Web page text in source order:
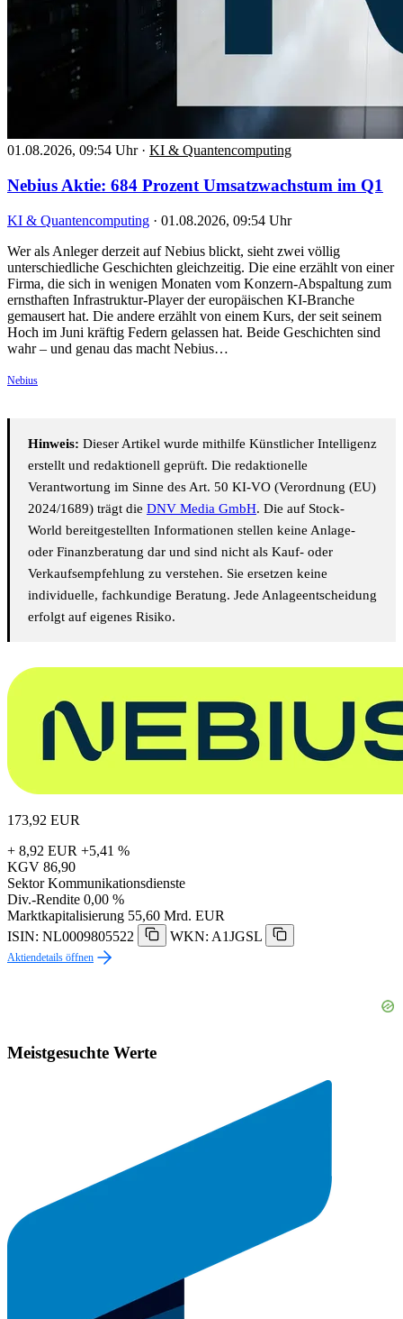
01.08.2026, 09:54 Uhr · KI & Quantencomputing
Nebius Aktie: 684 Prozent Umsatzwachstum im Q1
KI & Quantencomputing · 01.08.2026, 09:54 Uhr
Wer als Anleger derzeit auf Nebius blickt, sieht zwei völlig
unterschiedliche Geschichten gleichzeitig. Die eine erzählt von einer
Firma, die sich in wenigen Monaten vom Konzern-Abspaltung zum
ernsthaften Infrastruktur-Player der europäischen KI-Branche
gemausert hat. Die andere erzählt von einem Kurs, der seit seinem
Hoch im Juni kräftig Federn gelassen hat. Beide Geschichten sind
wahr – und genau das macht Nebius…
Nebius
Hinweis: Dieser Artikel wurde mithilfe Künstlicher Intelligenz
erstellt und redaktionell geprüft. Die redaktionelle
Verantwortung im Sinne des Art. 50 KI-VO (Verordnung (EU)
2024/1689) trägt die DNV Media GmbH. Die auf Stock-
World bereitgestellten Informationen stellen keine Anlage-
oder Finanzberatung dar und sind nicht als Kauf- oder
Verkaufsempfehlung zu verstehen. Sie ersetzen keine
individuelle, fachkundige Beratung. Jede Anlageentscheidung
erfolgt auf eigenes Risiko.
173,92 EUR
+ 8,92 EUR +5,41 %
KGV 86,90
Sektor Kommunikationsdienste
Div.-Rendite 0,00 %
Marktkapitalisierung 55,60 Mrd. EUR
ISIN: NL0009805522
WKN: A1JGSL
Aktiendetails öffnen
Meistgesuchte Werte